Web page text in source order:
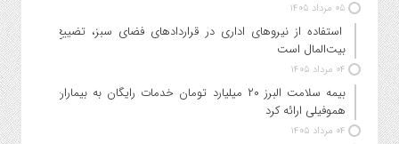
۰۵ مرداد ۱۴۰۵
استفاده از نیروهای اداری در قراردادهای فضای سبز، تضییع
بیت‌المال است
۰۴ مرداد ۱۴۰۵
بیمه سلامت البرز ۲۰ میلیارد تومان خدمات رایگان به بیماران
هموفیلی ارائه کرد
۰۴ مرداد ۱۴۰۵